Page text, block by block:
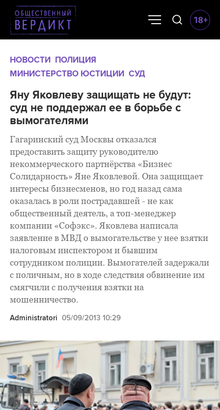
НОВОСТИ ПОЛИЦИЯ
МИНИСТЕРСТВО ЮСТИЦИИ СУД
Яну Яковлеву защищать не будут:
суд не поддержал ее в борьбе с
вымогателями
Administratori 05/09/2013 10:29
Гагаринский суд Москвы отказался
предоставить защиту руководителю
некоммерческого партнёрства «Бизнес
Солидарность» Яне Яковлевой. Она защищает
интересы бизнесменов, но год назад сама
оказалась в роли пострадавшей - не как
общественный деятель, а топ-менеджер
компании «Софэкс». Яковлева написала
заявление в МВД о вымогательстве у нее взятки
налоговым инспектором и бывшим
сотрудником полиции. Вымогателей задержали
с поличным, но в ходе следствия обвинение им
смягчили с получения взятки на
мошенничество.